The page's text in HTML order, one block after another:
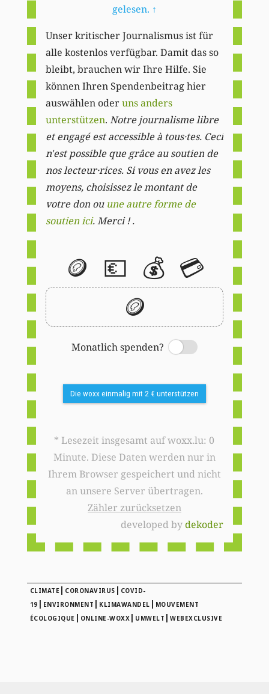
gelesen. ↑
Unser kritischer Journalismus ist für
alle kostenlos verfügbar. Damit das so
bleibt, brauchen wir Ihre Hilfe. Sie
können Ihren Spendenbeitrag hier
auswählen oderuns anders
unterstützen. Notre journalisme libre
et engagé est accessible à tous·tes. Ceci
n'est possible que grâce au soutien de
nos lecteur·rices. Si vous en avez les
moyens, choisissez le montant de
votre don ou une autre forme de
soutien ici. Merci ! .
🪙 💶 💰 💳
🪙
Monatlich spenden?
Switch
Die woxx einmalig mit 2 € unterstützen
* Lesezeit insgesamt auf woxx.lu: 0
Minute. Diese Daten werden nur in
Ihrem Browser gespeichert und nicht
an unsere Server übertragen.
Zähler zurücksetzen
developed bydekoder
CLIMATE | CORONAVIRUS | COVID-
19 | ENVIRONMENT | KLIMAWANDEL | MOUVEMENT
ÉCOLOGIQUE | ONLINE-WOXX | UMWELT |WEBEXCLUSIVE